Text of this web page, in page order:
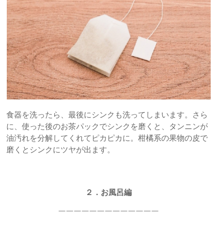
食器を洗ったら、最後にシンクも洗ってしまいます。さら
に、使った後のお茶パックでシンクを磨くと、タンニンが
油汚れを分解してくれてピカピカに。柑橘系の果物の皮で
磨くとシンクにツヤが出ます。
２．お風呂編
￣￣￣￣￣￣￣￣￣￣￣￣￣